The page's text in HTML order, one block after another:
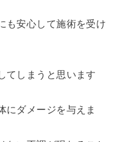
も安心して施術を受け
てしまうと思います
にダメージを与えま